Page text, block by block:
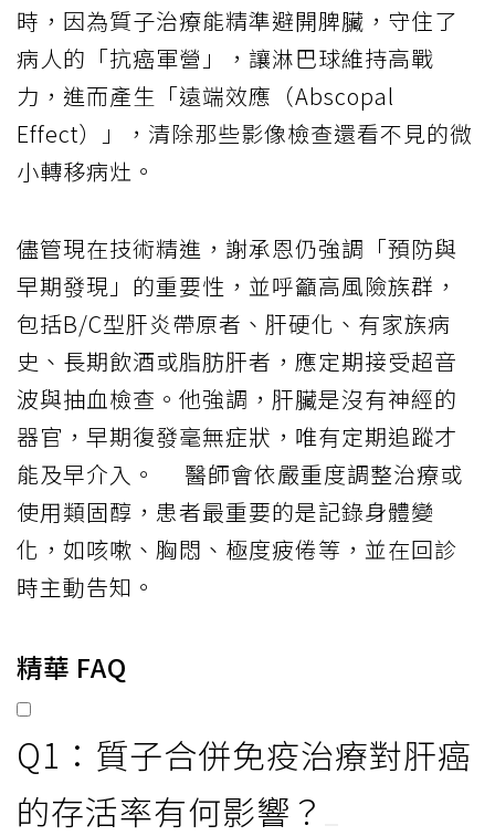
時，因為質子治療能精準避開脾臟，守住了
病人的「抗癌軍營」，讓淋巴球維持高戰
力，進而產生「遠端效應（Abscopal
Effect）」，清除那些影像檢查還看不見的微
小轉移病灶。
儘管現在技術精進，謝承恩仍強調「預防與
早期發現」的重要性，並呼籲高風險族群，
包括B/C型肝炎帶原者、肝硬化、有家族病
史、長期飲酒或脂肪肝者，應定期接受超音
波與抽血檢查。他強調，肝臟是沒有神經的
器官，早期復發毫無症狀，唯有定期追蹤才
能及早介入。 醫師會依嚴重度調整治療或
使用類固醇，患者最重要的是記錄身體變
化，如咳嗽、胸悶、極度疲倦等，並在回診
時主動告知。
精華 FAQ
Q1：質子合併免疫治療對肝癌
的存活率有何影響？